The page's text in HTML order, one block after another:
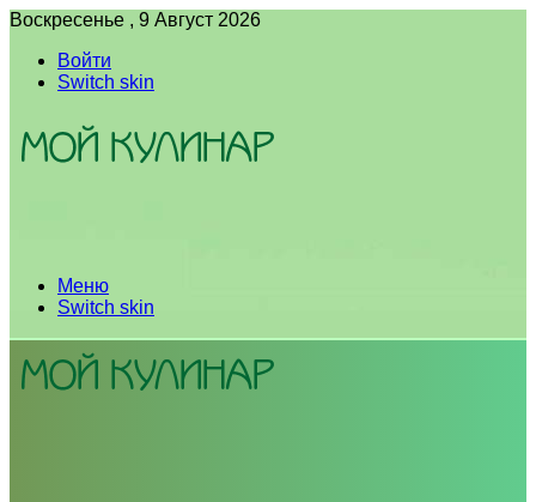
Воскресенье , 9 Август 2026
Войти
Switch skin
Меню
Switch skin